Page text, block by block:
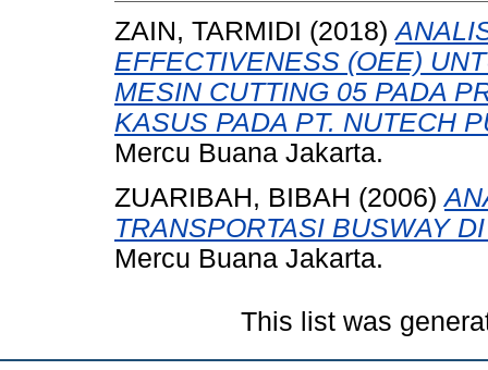
ZAIN, TARMIDI (2018)
EFFECTIVENESS (OEE)
MESIN CUTTING 05 PADA
KASUS PADA PT. NUTECH
Mercu Buana Jakarta.
ZUARIBAH, BIBAH (2006)
TRANSPORTASI BUSWAY
Mercu Buana Jakarta.
This list was